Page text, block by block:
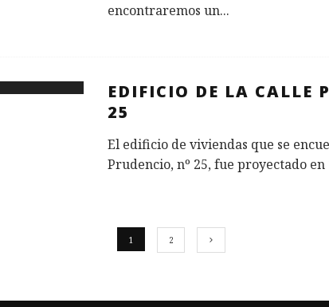
encontraremos un...
EDIFICIO DE LA CALLE
25
El edificio de viviendas que se
Prudencio, nº 25, fue proyectado en
1 2